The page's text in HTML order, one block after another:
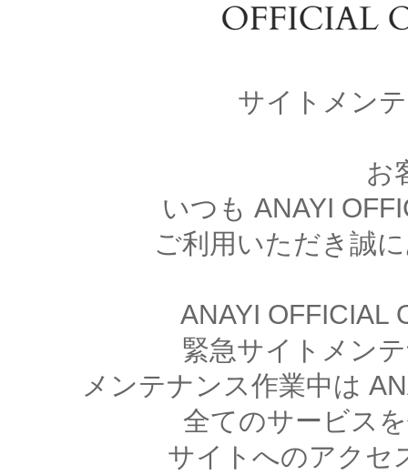
サイトメン
お
いつも ANAYI
ご利用いただき誠
ANAYI OFFICIAL
緊急サイトメン
メンテナンス作業中は
全てのサービス
サイトへのアクセ